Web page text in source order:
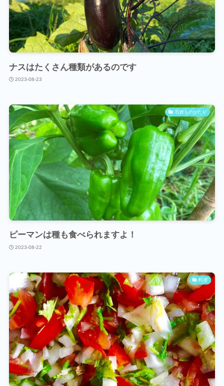
ナスはたくさん種類があるのです
2023-08-23
百姓ものがたり
ピーマンは種も食べられますよ！
2023-08-22
料理